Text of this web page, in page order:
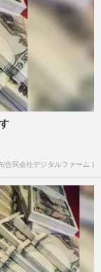
合同会社デジタルファーム )